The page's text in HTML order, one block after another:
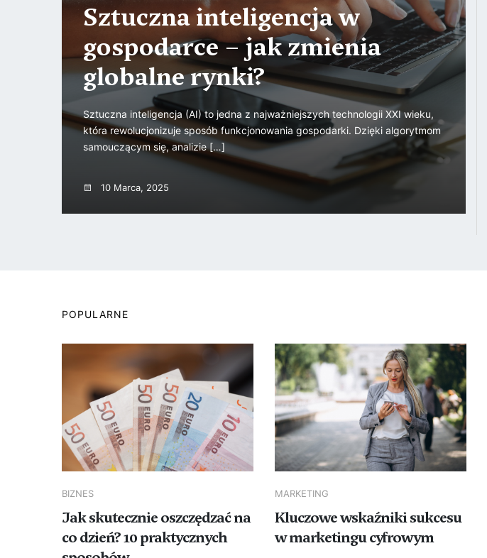
Sztuczna inteligencja w
gospodarce – jak zmienia
globalne rynki?
Sztuczna inteligencja (AI) to jedna z najważniejszych technologii XXI wieku,
która rewolucjonizuje sposób funkcjonowania gospodarki. Dzięki algorytmom
samouczącym się, analizie […]
10 Marca, 2025
POPULARNE
BIZNES
Jak skutecznie oszczędzać na
co dzień? 10 praktycznych
MARKETING
Kluczowe wskaźniki sukcesu
w marketingu cyfrowym